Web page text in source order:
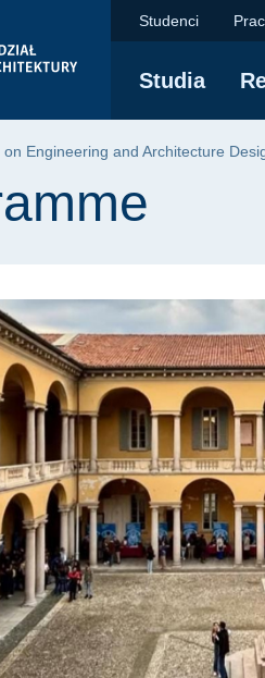
Studenci
Studia
nawigacyjna
Engineering and Architecture